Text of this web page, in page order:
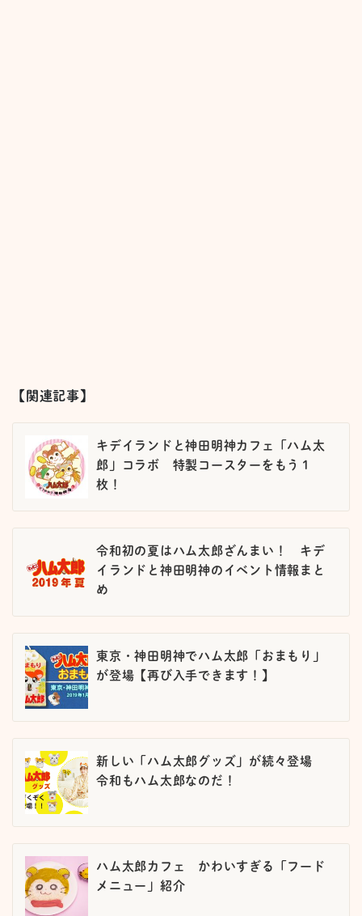
【関連記事】
キデイランドと神田明神カフェ「ハム太
郎」コラボ 特製コースターをもう１
枚！
令和初の夏はハム太郎ざんまい！ キデ
イランドと神田明神のイベント情報まと
め
東京・神田明神でハム太郎「おまもり」
が登場【再び入手できます！】
新しい「ハム太郎グッズ」が続々登場
令和もハム太郎なのだ！
ハム太郎カフェ かわいすぎる「フード
メニュー」紹介